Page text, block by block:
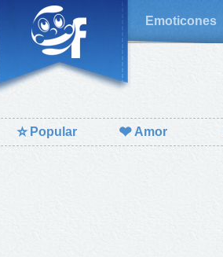
Emoticones
⭐ Popular ❤ Amor